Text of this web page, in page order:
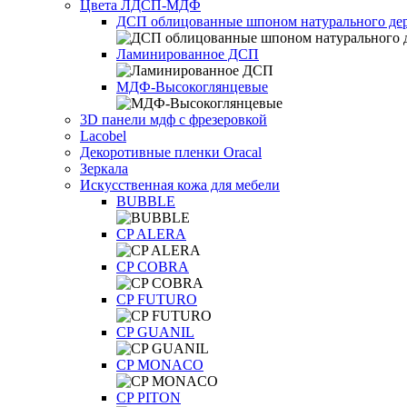
Цвета ЛДСП-МДФ
ДСП облицованные шпоном натурального
Ламинированное ДСП
МДФ-Высокоглянцевые
3D панели мдф с фрезеровкой
Lacobel
Декоротивные пленки Oracal
Зеркала
Искусственная кожа для мебели
BUBBLE
CP ALERA
CP COBRA
CP FUTURO
CP GUANIL
CP MONACO
CP PITON